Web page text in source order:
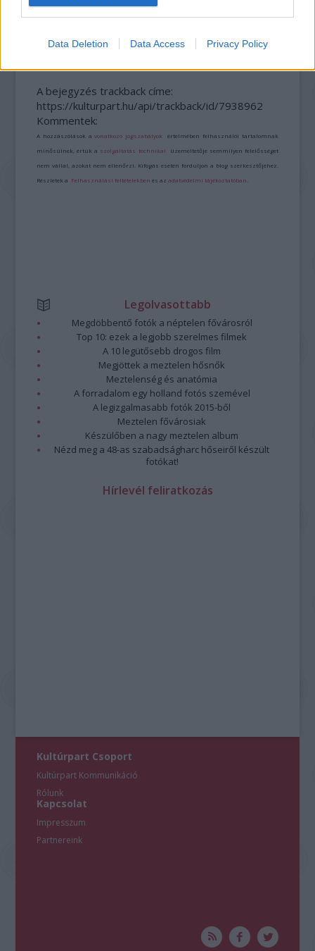
Data Deletion Data Access Privacy Policy
„NEM TÖBB EZER EMBERRE UTAZUNK, HANEM
A bejegyzés trackback címe:
https://kulturpart.hu/api/trackback/id/7938962
Kommentek:
A hozzászólások avonatkozó jogszabályok értelmében felhasználói tartalomnak
minősülnek, értük a szolgáltatás technikai üzemeltetője semmilyen felelősséget
nem vállal, azokat nem ellenőrzi. Kifogás esetén forduljon a blog szerkesztőjéhez.
Részletek a Felhasználási feltételekben és azadatvédelmi tájékoztatóban
Legolvasottabb
Megdöbbentő fotók a néptelen fővárosról
Top 10: ezek a legjobb szerelmes filmek
A 10 legütősebb drogos film
Megjöttek a meztelen hősnők
Meztelenség és anatómia
A forradalom egy holland fotós szemével
A legizgalmasabb fotók 2015-ből
Meztelen fővárosiak
Készülőben a nagy meztelen album
Nézd meg a 48-as szabadságharc hőseiről készült
fotókat!
Hírlevél feliratkozás
Kultúrpart Csoport
Kultúrpart Kommunikáció
Rólunk
Kapcsolat
Impresszum
Partnereink